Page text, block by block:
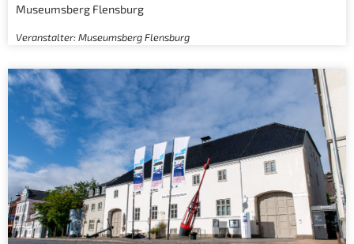
Museumsberg Flensburg
Veranstalter: Museumsberg Flensburg